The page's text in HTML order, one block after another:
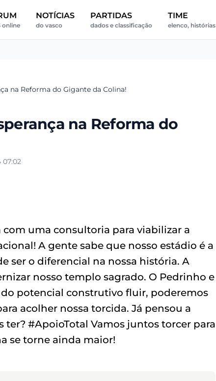
online
NOTÍCIAS
do vasco
PARTIDAS
dados e classificação
TIME
elenco, histórias
na Reforma do Gigante da Colina!
na Reforma do
07:02
uma consultoria para viabilizar a
A gente sabe que nosso estádio é a
ser o diferencial na nossa história. A
nosso templo sagrado. O Pedrinho e
do potencial construtivo fluir, poderemos
acolher nossa torcida. Já pensou a
#ApoioTotal Vamos juntos torcer para
se torne ainda maior!